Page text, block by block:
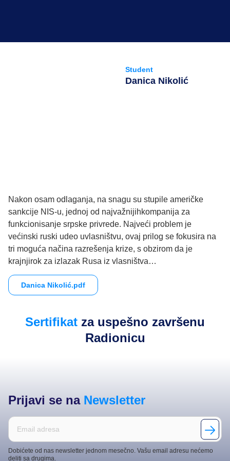
Student
Danica Nikolić
Nakon osam odlaganja, na snagu su stupile američke
sankcije NIS-u, jednoj od najvažnijihkompanija za
funkcionisanje srpske privrede. Najveći problem je
većinski ruski udeo uvlasništvu, ovaj prilog se fokusira na
tri moguća načina razrešenja krize, s obzirom da je
krajnjirok za izlazak Rusa iz vlasništva…
Danica Nikolić.pdf
Sertifikat za uspešno završenu
Radionicu
Prijavi se na Newsletter
Dobićete od nas newsletter jednom mesečno. Vašu email adresu nećemo
deliti sa drugima.